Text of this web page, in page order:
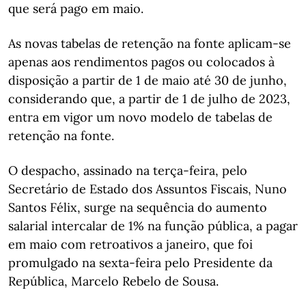
que será pago em maio.
As novas tabelas de retenção na fonte aplicam-se
apenas aos rendimentos pagos ou colocados à
disposição a partir de 1 de maio até 30 de junho,
considerando que, a partir de 1 de julho de 2023,
entra em vigor um novo modelo de tabelas de
retenção na fonte.
O despacho, assinado na terça-feira, pelo
Secretário de Estado dos Assuntos Fiscais, Nuno
Santos Félix, surge na sequência do aumento
salarial intercalar de 1% na função pública, a pagar
em maio com retroativos a janeiro, que foi
promulgado na sexta-feira pelo Presidente da
República, Marcelo Rebelo de Sousa.